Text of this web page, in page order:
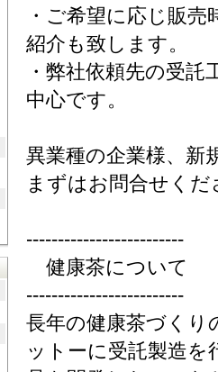
・ご希望に応じ販
紹介も致します。
・弊社依頼先の受
中心です。
異業種の企業様、新
まずはお問合せくだ
-------------------------
健康茶について
-------------------------
長年の健康茶づくり
ットーに受託製造